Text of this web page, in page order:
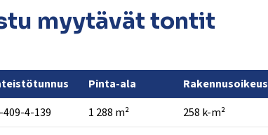
myytävät tontit
Pinta-ala Rakennusoikeus
409-4-139 1 288 m² 258 k-m²